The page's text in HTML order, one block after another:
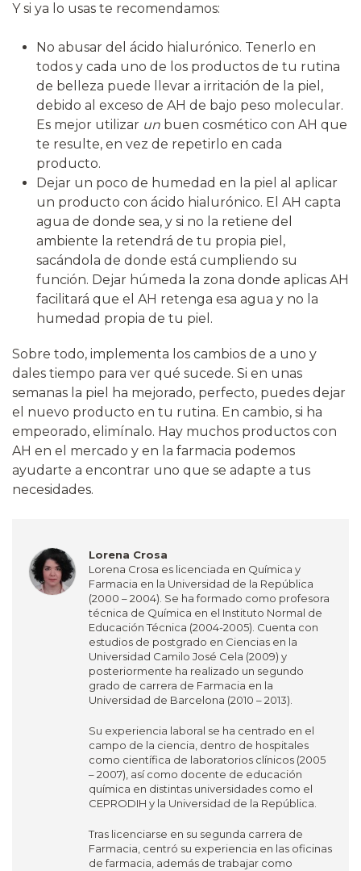
Y si ya lo usas te recomendamos:
No abusar del ácido hialurónico. Tenerlo en
todos y cada uno de los productos de tu rutina
de belleza puede llevar a irritación de la piel,
debido al exceso de AH de bajo peso molecular.
Es mejor utilizar un buen cosmético con AH que
te resulte, en vez de repetirlo en cada
producto.
Dejar un poco de humedad en la piel al aplicar
un producto con ácido hialurónico. El AH capta
agua de donde sea, y si no la retiene del
ambiente la retendrá de tu propia piel,
sacándola de donde está cumpliendo su
función. Dejar húmeda la zona donde aplicas AH
facilitará que el AH retenga esa agua y no la
humedad propia de tu piel.
Sobre todo, implementa los cambios de a uno y
dales tiempo para ver qué sucede. Si en unas
semanas la piel ha mejorado, perfecto, puedes dejar
el nuevo producto en tu rutina. En cambio, si ha
empeorado, elimínalo. Hay muchos productos con
AH en el mercado y en la farmacia podemos
ayudarte a encontrar uno que se adapte a tus
necesidades.
Lorena Crosa
Lorena Crosa es licenciada en Química y
Farmacia en la Universidad de la República
(2000 – 2004). Se ha formado como profesora
técnica de Química en el Instituto Normal de
Educación Técnica (2004-2005). Cuenta con
estudios de postgrado en Ciencias en la
Universidad Camilo José Cela (2009) y
posteriormente ha realizado un segundo
grado de carrera de Farmacia en la
Universidad de Barcelona (2010 – 2013).
Su experiencia laboral se ha centrado en el
campo de la ciencia, dentro de hospitales
como científica de laboratorios clínicos (2005
– 2007), así como docente de educación
química en distintas universidades como el
CEPRODIH y la Universidad de la República.
Tras licenciarse en su segunda carrera de
Farmacia, centró su experiencia en las oficinas
de farmacia, además de trabajar como